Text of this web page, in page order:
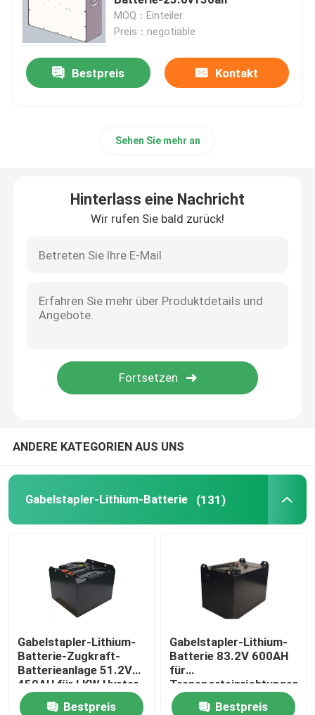
Lithium-Traktor-Batterie
Lader-Batterie
Rasenmäher-Lithium-Batterie
Gewindebohrer-Batterie
Lithium-Batterie der elektrischen Bohrmaschine
Lithium-Batterie-Modul
MOQ：Einteiler
Preis：negotiable
Bestpreis Kontakt
Sehen Sie mehr an
Hinterlass eine Nachricht
Wir rufen Sie bald zurück!
ANDERE KATEGORIEN AUS UNS
Gabelstapler-Lithium-Batterie (131)
Gabelstapler-Lithium-
Batterie-Zugkraft-
Batterieanlage 51.2V
450AH für LKW Hyster
E
Bestpreis
Gabelstapler-Lithium-
Batterie 83.2V 600AH
für
Transporteinrichtungen
Bestpreis